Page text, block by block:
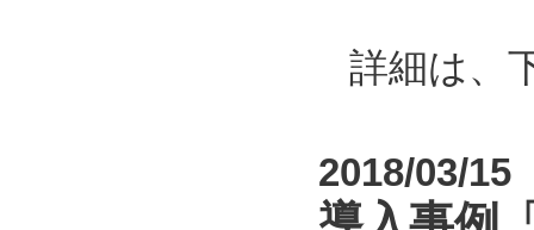
詳細は、
2018/03/15